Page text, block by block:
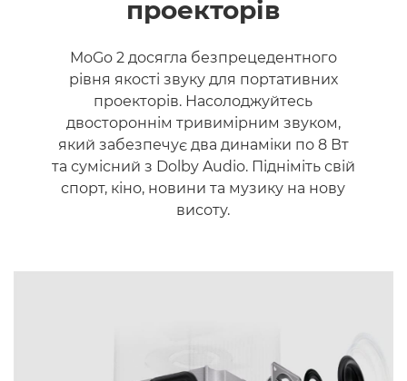
проекторів
MoGo 2 досягла безпрецедентного
рівня якості звуку для портативних
проекторів. Насолоджуйтесь
двостороннім тривимірним звуком,
який забезпечує два динаміки по 8 Вт
та сумісний з Dolby Audio. Підніміть свій
спорт, кіно, новини та музику на нову
висоту.